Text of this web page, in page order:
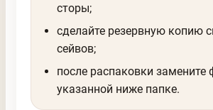
сторы;
сделайте резервную копию
сейвов;
после распаковки замените
указанной ниже папке.